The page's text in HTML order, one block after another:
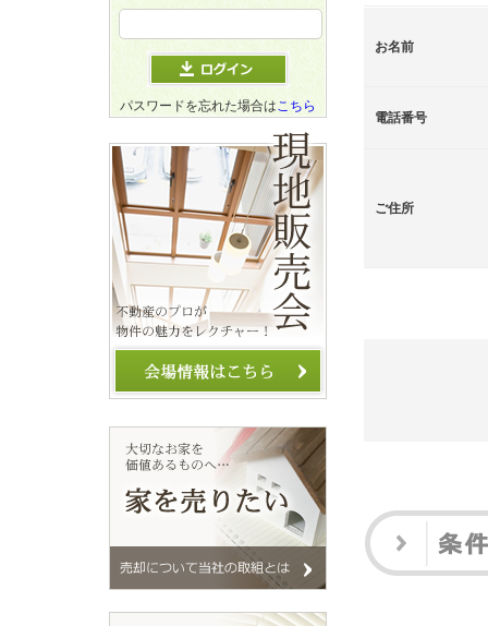
お名前
電話番号
ご住所
パスワードを忘れた場合はこちら